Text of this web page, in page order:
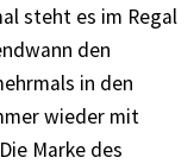
steht es im Regal
den
in den
wieder mit
Marke des